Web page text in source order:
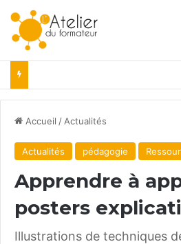
Accueil / Actualités
Actualités pédagogie
Apprendre à
posters
Illustrations de techniques